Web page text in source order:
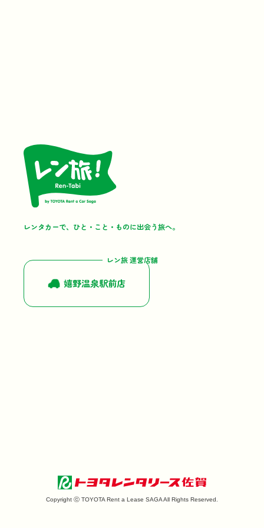
レンタカーで、ひと・こと・ものに出会う旅へ。
レン旅 運営店舗
嬉野温泉駅前店
Copyright ⓒ TOYOTA Rent a Lease SAGA All Rights Reserved.